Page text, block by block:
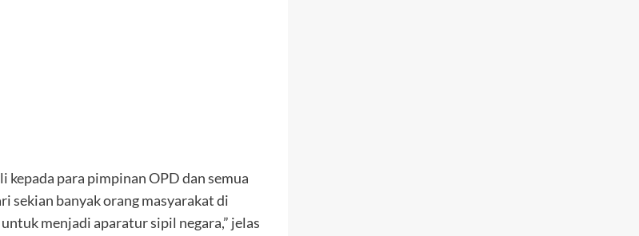
kepada para pimpinan OPD dan semua
sekian banyak orang masyarakat di
menjadi aparatur sipil negara,” jelas